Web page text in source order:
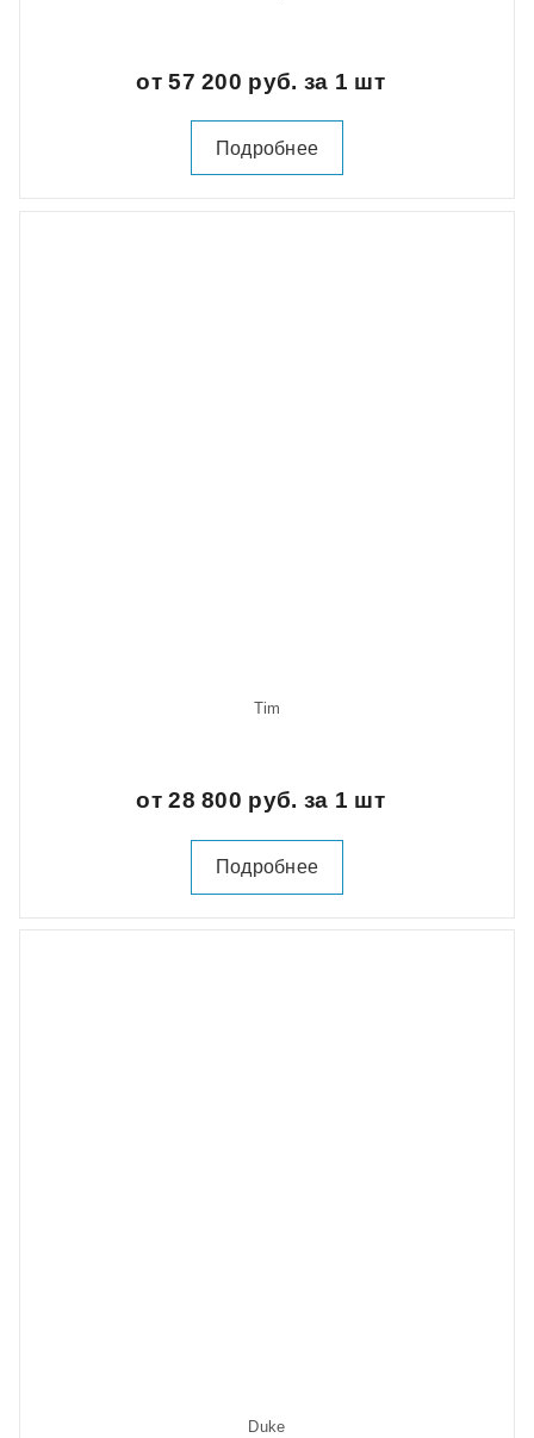
от 57 200 руб. за 1 шт
Подробнее
Tim
от 28 800 руб. за 1 шт
Подробнее
Duke